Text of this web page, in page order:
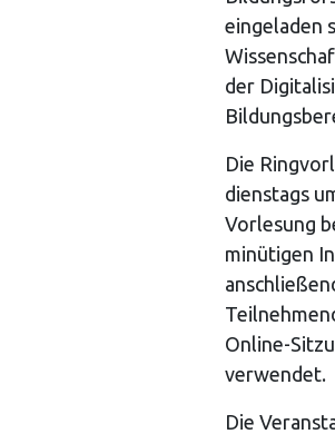
eingeladen
der
Die
dienstags
Vorlesung
minütigen
Online-
verwendet.
Die